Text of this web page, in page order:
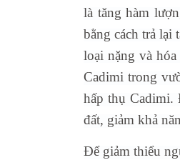
là tăng hàm
bằng cách trả lại
loại nặng và
Cadimi trong
hấp thụ Cadimi.
đất, giảm khả
Để giảm thiểu